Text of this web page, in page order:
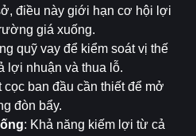
điều này giới hạn cơ hội lợi
giá xuống.
quỹ vay để kiểm soát vị thế
lợi nhuận và thua lỗ.
cọc ban đầu cần thiết để mở
đòn bẩy.
: Khả năng kiếm lợi từ cả